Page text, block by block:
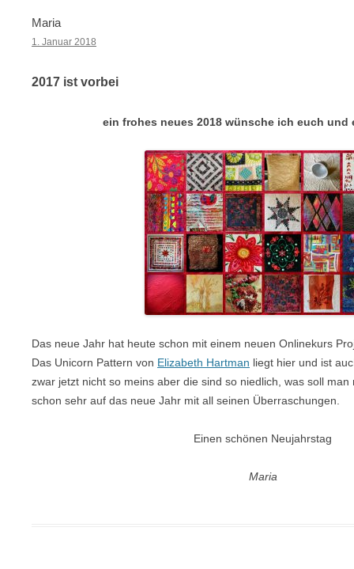
Maria
1. Januar 2018
2017 ist vorbei
ein frohes neues 2018 wünsche ich euch und
Das neue Jahr hat heute schon mit einem neuen Onlinekurs
Das Unicorn Pattern von Elizabeth Hartman liegt hier und ist
zwar jetzt nicht so meins aber die sind so niedlich, was soll
schon sehr auf das neue Jahr mit all seinen Überraschungen.
Einen schönen Neujahrstag
Maria